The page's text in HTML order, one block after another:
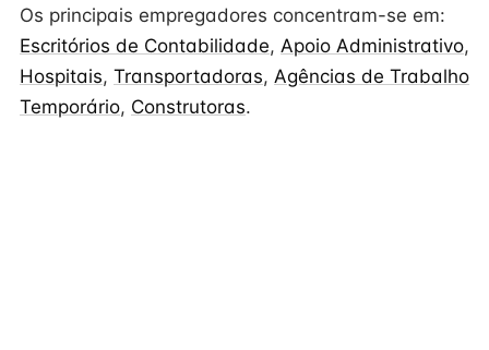
Os principais empregadores concentram-se em:
Escritórios de Contabilidade, Apoio Administrativo,
Hospitais, Transportadoras, Agências de Trabalho
Temporário, Construtoras.